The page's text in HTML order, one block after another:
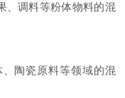
调料等粉体物料的混
陶瓷原料等领域的混